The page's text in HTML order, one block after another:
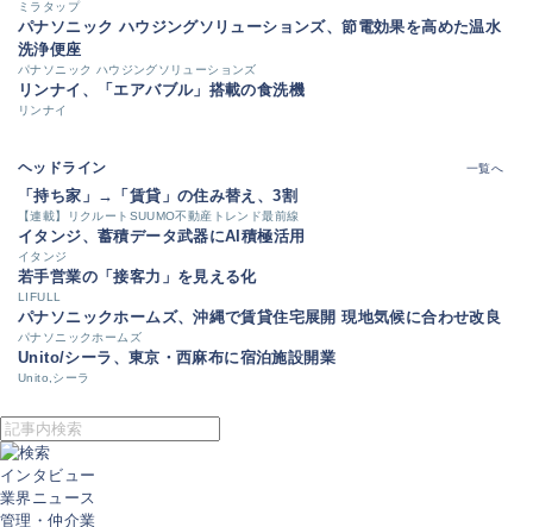
ミラタップ
パナソニック ハウジングソリューションズ、節電効果を高めた温水
洗浄便座
パナソニック ハウジングソリューションズ
リンナイ、「エアバブル」搭載の食洗機
リンナイ
ヘッドライン 一覧へ
「持ち家」→「賃貸」の住み替え、3割
【連載】リクルートSUUMO不動産トレンド最前線
イタンジ、蓄積データ武器にAI積極活用
イタンジ
若手営業の「接客力」を見える化
LIFULL
パナソニックホームズ、沖縄で賃貸住宅展開 現地気候に合わせ改良
パナソニックホームズ
Unito/シーラ、東京・西麻布に宿泊施設開業
Unito,シーラ
インタビュー
業界ニュース
管理・仲介業